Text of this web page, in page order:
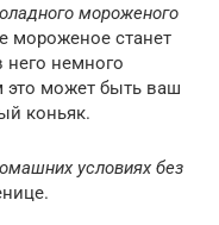
мороженого
мороженое станет
него немного
это может быть ваш
коньяк.
условиях без